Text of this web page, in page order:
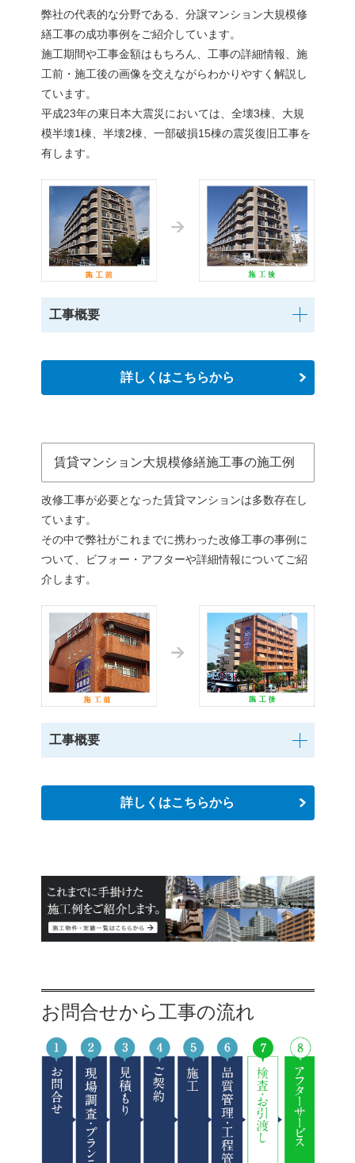
弊社の代表的な分野である、分譲マンション大規模修
繕工事の成功事例をご紹介しています。
施工期間や工事金額はもちろん、工事の詳細情報、施
工前・施工後の画像を交えながらわかりやすく解説し
ています。
平成23年の東日本大震災においては、全壊3棟、大規
模半壊1棟、半壊2棟、一部破損15棟の震災復旧工事を
有します。
工事概要
詳しくはこちらから
賃貸マンション大規模修繕施工事の施工例
改修工事が必要となった賃貸マンションは多数存在し
ています。
その中で弊社がこれまでに携わった改修工事の事例に
ついて、ビフォー・アフターや詳細情報についてご紹
介します。
工事概要
詳しくはこちらから
お問合せから工事の流れ